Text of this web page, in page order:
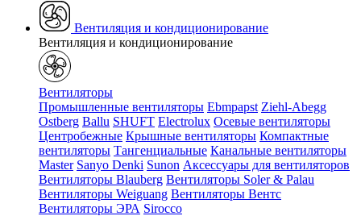
Вентиляция и кондиционирование
Вентиляция и кондиционирование
Вентиляторы
Промышленные вентиляторы Ebmpapst Ziehl-Abegg
Ostberg Ballu SHUFT Electrolux Осевые вентиляторы
Центробежные Крышные вентиляторы Компактные
вентиляторы Тангенциальные Канальные вентиляторы
Master Sanyo Denki Sunon Аксессуары для вентиляторов
Вентиляторы Blauberg Вентиляторы Soler & Palau
Вентиляторы Weiguang Вентиляторы Вентс
Вентиляторы ЭРА Sirocco